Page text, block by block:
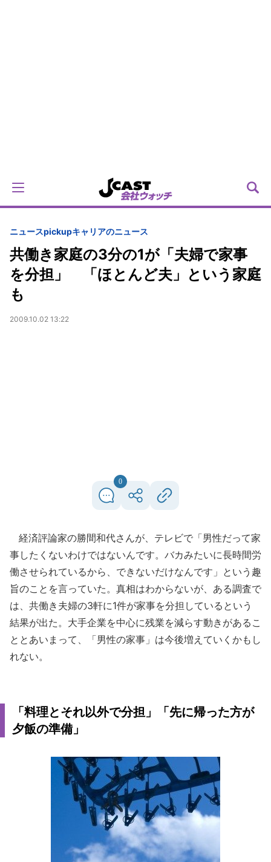
ニュースpickupキャリアのニュース
共働き家庭の3分の1が「夫婦で家事
を分担」 「ほとんど夫」という家庭
も
2009.10.02 13:22
0
経済評論家の勝間和代さんが、テレビで「男性だって家
事したくないわけではないんです。バカみたいに長時間労
働させられているから、できないだけなんです」という趣
旨のことを言っていた。真相はわからないが、ある調査で
は、共働き夫婦の3軒に1件が家事を分担しているという
結果が出た。大手企業を中心に残業を減らす動きがあるこ
ととあいまって、「男性の家事」は今後増えていくかもし
れない。
「料理とそれ以外で分担」「先に帰った方が
夕飯の準備」